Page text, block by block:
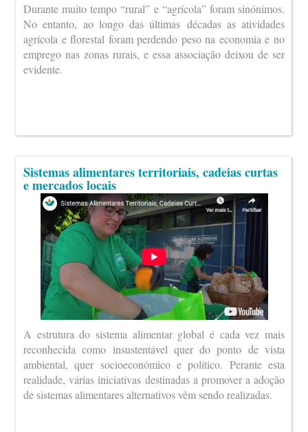
Durante muito tempo “rural” e “agrícola” foram sinónimos.
No entanto, ao longo das últimas décadas as atividades
agrícola e florestal foram perdendo peso na economia e no
emprego nas zonas rurais, e essa associação deixou de ser
evidente.
Sistemas alimentares territoriais, cadeias curtas
e mercados locais
A estrutura do sistema alimentar global é cada vez mais
reconhecida como insustentável quer do ponto de vista
ambiental, quer socioeconómico e político. Perante esta
realidade, várias iniciativas destinadas a promover a adoção
de sistemas alimentares alternativos vêm sendo realizadas.